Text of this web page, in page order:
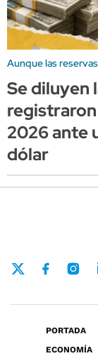
Aunque las
Se diluyen
2026 ante
dólar
PORTADA
ECONOMÍA